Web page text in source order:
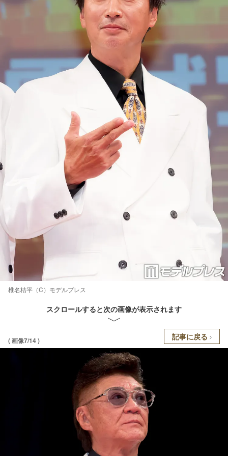
椎名桔平（C）モデルプレス
スクロールすると次の画像が表示されます
( 画像7/14 ) 記事に戻る